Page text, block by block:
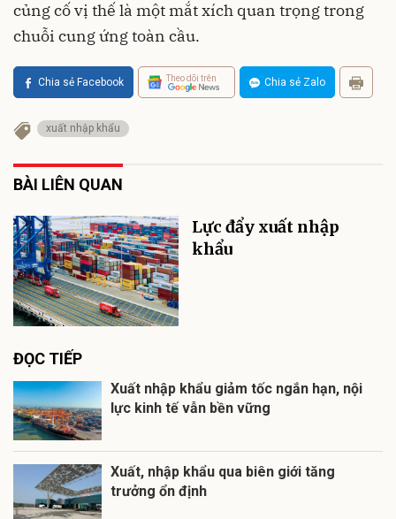
củng cố vị thế là một mắt xích quan trọng trong
chuỗi cung ứng toàn cầu.
Chia sẻ Facebook Theo dõi trên Chia sẻ Zalo
xuất nhập khẩu
BÀI LIÊN QUAN
Lực đẩy xuất nhập
khẩu
ĐỌC TIẾP
Xuất nhập khẩu giảm tốc ngắn hạn, nội
lực kinh tế vẫn bền vững
Xuất, nhập khẩu qua biên giới tăng
trưởng ổn định